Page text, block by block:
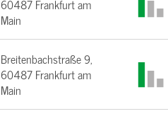
60487 Frankfurt am
Main
Breitenbachstraße 9,
60487 Frankfurt am
Main